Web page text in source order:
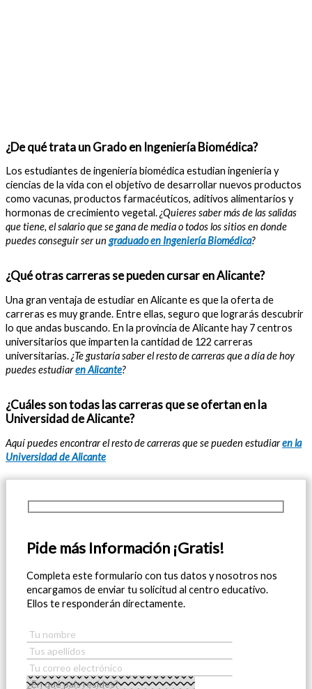
¿De qué trata un Grado en Ingeniería Biomédica?
Los estudiantes de ingeniería biomédica estudian ingeniería y
ciencias de la vida con el objetivo de desarrollar nuevos productos
como vacunas, productos farmacéuticos, aditivos alimentarios y
hormonas de crecimiento vegetal.¿Quieres saber más de las salidas
que tiene, el salario que se gana de media o todos los sitios en donde
puedes conseguir ser un graduado en Ingeniería Biomédica?
¿Qué otras carreras se pueden cursar en Alicante?
Una gran ventaja de estudiar en Alicante es que la oferta de
carreras es muy grande. Entre ellas, seguro que lograrás descubrir
lo que andas buscando. En la provincia de Alicante hay 7 centros
universitarios que imparten la cantidad de 122 carreras
universitarias.¿Te gustaría saber el resto de carreras que a día de hoy
puedes estudiaren Alicante?
¿Cuáles son todas las carreras que se ofertan en la
Universidad de Alicante?
Aquí puedes encontrar el resto de carreras que se pueden estudiaren la
Universidad de Alicante
Pide más Información ¡Gratis!
Completa este formulario con tus datos y nosotros nos
encargamos de enviar tu solicitud al centro educativo.
Ellos te responderán directamente.